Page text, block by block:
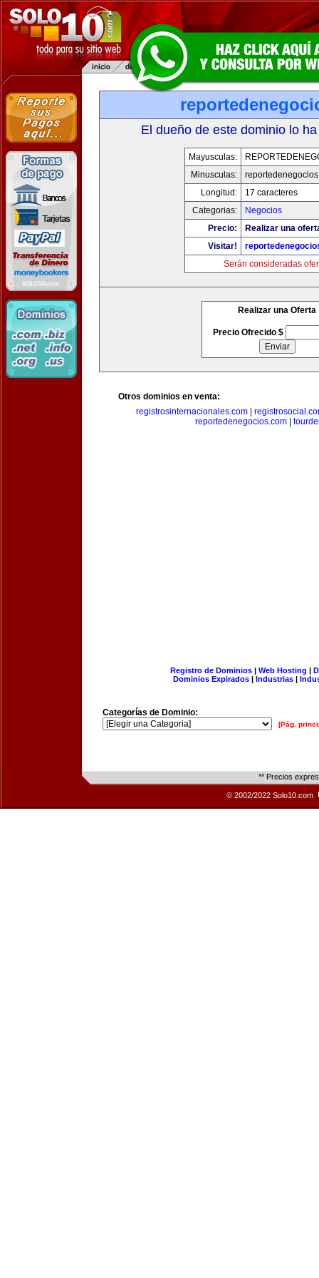
El dueño de este dominio lo
Mayusculas:
Minusculas:
Longitud:
17 caracteres
Categorias:
Negocios
Precio:
Realizar una
Visitar!
Serán consideradas
Realizar una Oferta
Precio Ofrecido $
Otros dominios en venta:
registrosinternacionales.com
reportedenegocios.com|
Registro de Dominios| Web Hosting |
Dominios Expirados | Industrias |
Categorías de Dominio:
[Pág.
** Precios
© 2002/2022 Solo10.com